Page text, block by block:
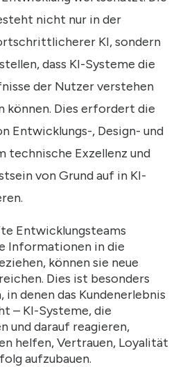
nicht nur in der
KI, sondern
dass KI-Systeme die
der Nutzer verstehen
können. Dies erfordert die
Entwicklungs-, Design- und
technische Exzellenz und
von Grund auf in KI-
Entwicklungsteams
Informationen in die
können sie neue
Dies ist besonders
denen das Kundenerlebnis
– KI-Systeme, die
und darauf reagieren,
helfen, Vertrauen, Loyalität
aufzubauen.